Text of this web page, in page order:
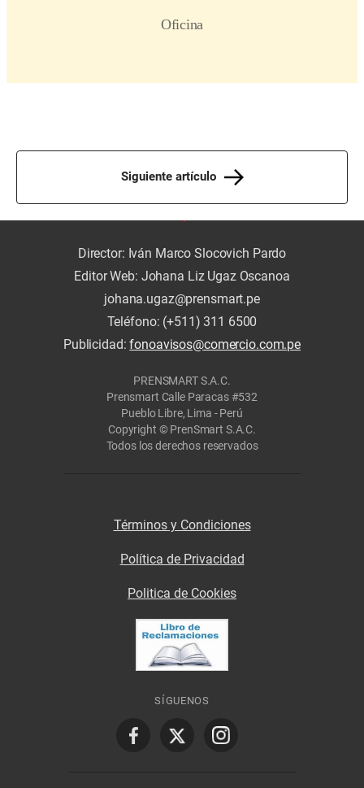
Siguiente artículo
Director: Iván Marco Slocovich Pardo
Editor Web: Johana Liz Ugaz Oscanoa
johana.ugaz@prensmart.pe
Teléfono: (+511) 311 6500
Publicidad:fonoavisos@comercio.com.pe
PRENSMART S.A.C.
Prensmart Calle Paracas #532
Pueblo Libre, Lima - Perú
Copyright © PrenSmart S.A.C.
Todos los derechos reservados
Términos y Condiciones
Política de Privacidad
Politica de Cookies
SÍGUENOS